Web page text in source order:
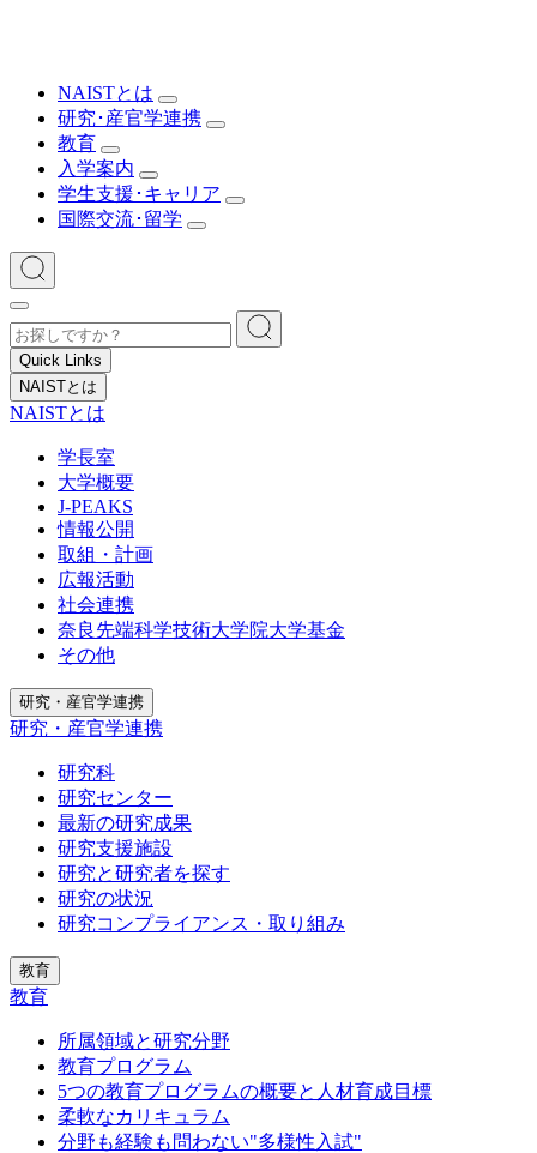
NAISTとは
研究･産官学連携
教育
入学案内
学生支援･キャリア
国際交流･留学
Quick Links
NAISTとは
NAISTとは
学長室
大学概要
J-PEAKS
情報公開
取組・計画
広報活動
社会連携
奈良先端科学技術大学院大学基金
その他
研究・産官学連携
研究・産官学連携
研究科
研究センター
最新の研究成果
研究支援施設
研究と研究者を探す
研究の状況
研究コンプライアンス・取り組み
教育
教育
所属領域と研究分野
教育プログラム
5つの教育プログラムの概要と人材育成目標
柔軟なカリキュラム
分野も経験も問わない"多様性入試"